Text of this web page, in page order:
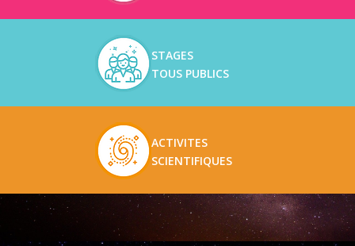
STAGES
TOUS PUBLICS
ACTIVITES
SCIENTIFIQUES